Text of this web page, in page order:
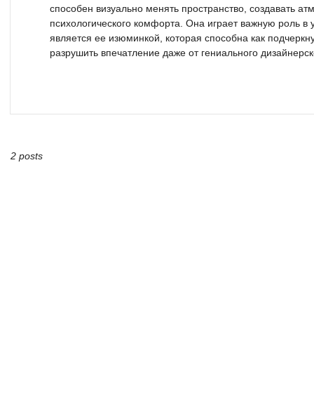
способен визуально менять пространство, создавать
психологического комфорта. Она играет важную роль
является ее изюминкой, которая способна как
разрушить впечатление даже от гениального
2 posts